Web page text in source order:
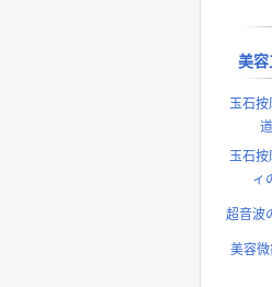
美容
玉石按
玉石按
ィ
超音波
美容